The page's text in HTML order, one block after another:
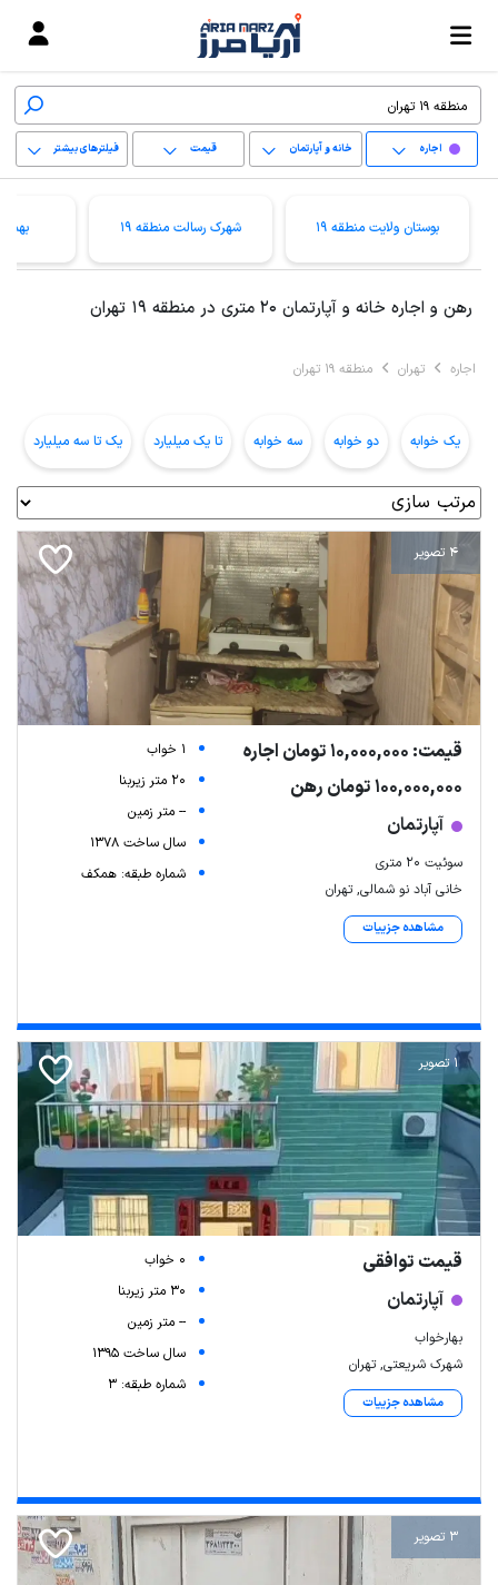
اجاره خانه و آپارتمان قیمت فیلترهای بیشتر
پاک کردن محدوده
بوستان ولایت منطقه 19 شهرک رسالت منطقه 19
رهن و اجاره خانه و آپارتمان 20 متری در منطقه 19 تهران
اجاره تهران منطقه 19 تهران
یک خوابه دو خوابه سه خوابه تا یک میلیارد یک تا سه میلیارد
4 تصویر
قیمت: 10,000,000 تومان اجاره
100,000,000 تومان رهن
آپارتمان
سوئیت ۲۰ متری
خانی آباد نو شمالی, تهران
مشاهده جزییات
1 خواب
20 متر زیربنا
-- متر زمین
سال ساخت 1378
شماره طبقه: همکف
1 تصویر
قیمت توافقی
آپارتمان
بهارخواب
شهرک شریعتی, تهران
مشاهده جزییات
0 خواب
30 متر زیربنا
-- متر زمین
سال ساخت 1395
شماره طبقه: 3
3 تصویر